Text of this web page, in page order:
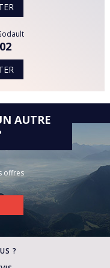
AUTRE
offres
?